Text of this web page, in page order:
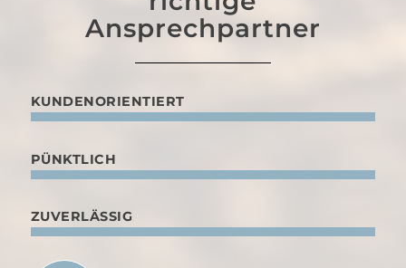
Ansprechpartner
KUNDENORIENTIERT
PÜNKTLICH
ZUVERLÄSSIG